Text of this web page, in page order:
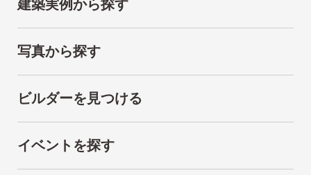
建築実例から探す
写真から探す
ビルダーを見つける
イベントを探す